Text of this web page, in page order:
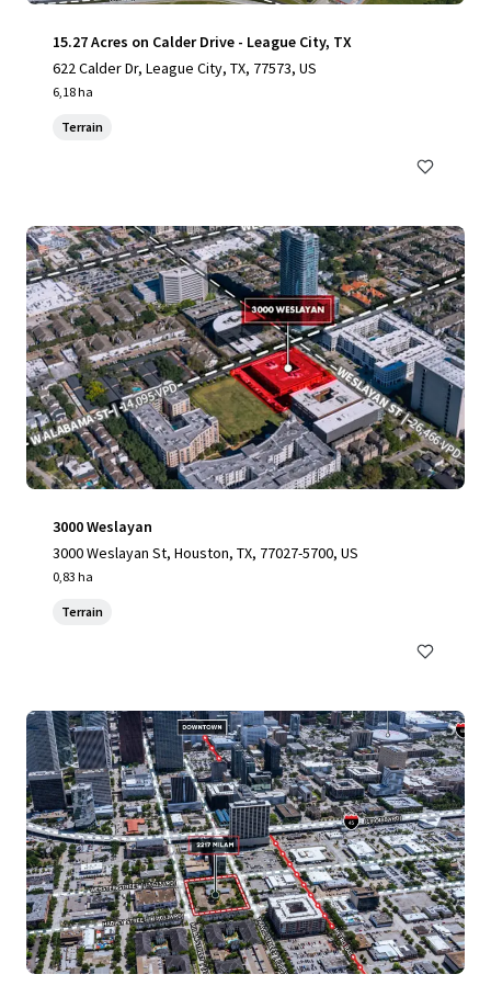
15.27 Acres on Calder Drive - League City, TX
622 Calder Dr, League City, TX, 77573, US
6,18 ha
Terrain
3000 Weslayan
3000 Weslayan St, Houston, TX, 77027-5700, US
0,83 ha
Terrain